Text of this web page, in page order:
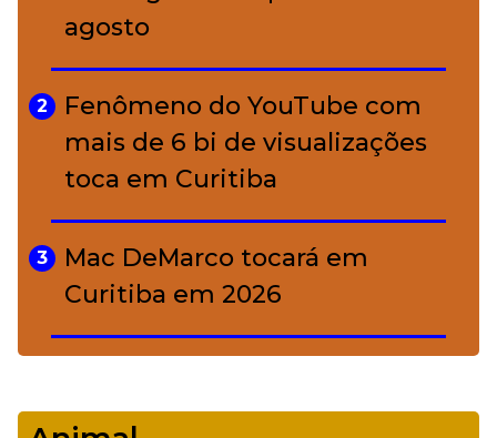
A ciência por trás da skincare: a
função de cada ativo
agosto
2
Fenômeno do YouTube com
mais de 6 bi de visualizações
toca em Curitiba
3
Mac DeMarco tocará em
Curitiba em 2026
Camerata tem repertório